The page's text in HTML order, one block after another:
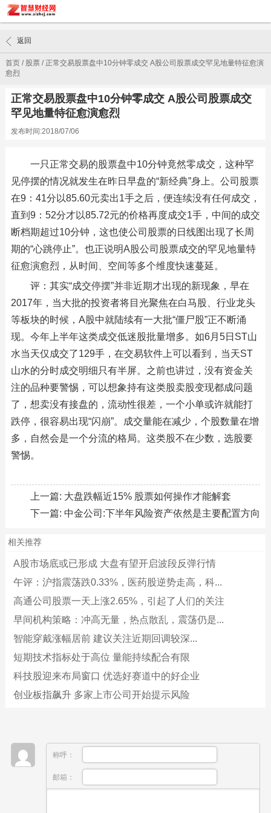
首页/ 股票/ 正常交易股票盘中10分钟零成交 A股公司股票成交罕见地量特征愈演
愈烈
返回
正常交易股票盘中10分钟零成交 A股公司股票成交
罕见地量特征愈演愈烈
发布时间:2018/07/06
一只正常交易的股票盘中10分钟竟然零成交，这种罕
见停摆的情况就发生在昨日早盘的“新经典”身上。公司股票
在9：41分以85.60元卖出1手之后，便连续没有任何成交，
直到9：52分才以85.72元的价格再度成交1手，中间的成交
断档期超过10分钟，这也使公司股票的日线图出现了长周
期的“心跳停止”。也正说明A股公司股票成交的罕见地量特
征愈演愈烈，从时间、空间等多个维度快速蔓延。
评：其实“成交停摆”并非近期才出现的新现象，早在
2017年，当大批的投资者将目光聚焦在白马股、行业龙头
等板块的时候，A股中就陆续有一大批“僵尸股”正不断涌
现。今年上半年这类成交低迷股批量增多。如6月5日ST山
水当天仅成交了129手，在交易软件上可以看到，当天ST
山水的分时成交明细只有半屏。之前也讲过，没有资金关
注的品种要警惕，可以想象持有这类股卖股变现都成问题
了，想卖没有接盘的，流动性很差，一个小单或许就能打
跌停，很容易出现“闪崩”。成交量能在减少，个股数量在增
多，自然会是一个分流的格局。这类股不在少数，选股要
警惕。
上一篇: 大盘跌幅近15% 股票如何操作才能解套
下一篇: 中金公司:下半年风险资产依然是主要配置方向
相关推荐
A股市场底或已形成 大盘有望开启波段反弹行情
午评：沪指震荡跌0.33%，医药股逆势走高，科...
高通公司股票一天上涨2.65%，引起了人们的关注
早间机构策略：冲高无量，热点散乱，震荡仍是...
智能穿戴涨幅居前 建议关注近期回调较深...
短期技术指标处于高位 量能持续配合有限
科技股迎来布局窗口 优选好赛道中的好企业
创业板指飙升 多家上市公司开始提示风险
称呼：
邮箱：